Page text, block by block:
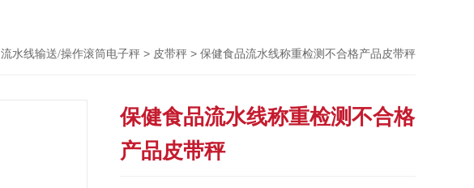
流水线输送/操作滚筒电子秤 > 皮带秤 > 保健食品流水线称重检测不合格产品皮带秤
保健食品流水线称重检测不合格
产品皮带秤